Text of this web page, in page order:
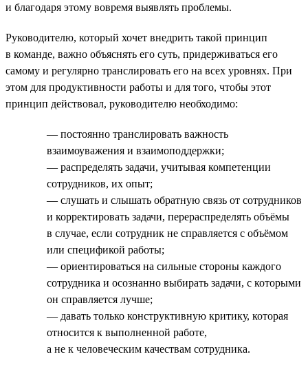
и благодаря этому вовремя выявлять проблемы.
Руководителю, который хочет внедрить такой принцип
в команде, важно объяснять его суть, придерживаться его
самому и регулярно транслировать его на всех уровнях. При
этом для продуктивности работы и для того, чтобы этот
принцип действовал, руководителю необходимо:
— постоянно транслировать важность
взаимоуважения и взаимоподдержки;
— распределять задачи, учитывая компетенции
сотрудников, их опыт;
— слушать и слышать обратную связь от сотрудников
и корректировать задачи, перераспределять объёмы
в случае, если сотрудник не справляется с объёмом
или спецификой работы;
— ориентироваться на сильные стороны каждого
сотрудника и осознанно выбирать задачи, с которыми
он справляется лучше;
— давать только конструктивную критику, которая
относится к выполненной работе,
а не к человеческим качествам сотрудника.